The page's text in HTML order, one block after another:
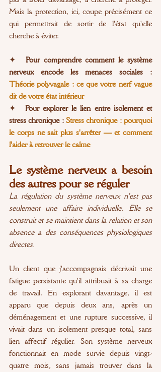
Mais la protection, ici, coupe précisément ce
qui permettrait de sortir de l'état qu'elle
cherche à éviter.
✦
Pour comprendre comment le système
Théorie polyvagale : ce que votre nerf vague
dit de votre état intérieur
✦
Pour explorer le lien entre isolement et
stress chronique : Stress chronique : pourquoi
le corps ne sait plus s'arrêter — et comment
l'aider à retrouver le calme
Le système nerveux a besoin
des autres pour se réguler
La régulation du système nerveux n'est pas
seulement une affaire individuelle. Elle se
construit et se maintient dans la relation et son
absence a des conséquences physiologiques
directes.
Un client que j'accompagnais décrivait une
fatigue persistante qu'il attribuait à sa charge
de travail. En explorant davantage, il est
apparu que depuis deux ans, après un
déménagement et une rupture successive, il
vivait dans un isolement presque total, sans
lien affectif régulier. Son système nerveux
fonctionnait en mode survie depuis vingt-
quatre mois, sans jamais trouver dans la